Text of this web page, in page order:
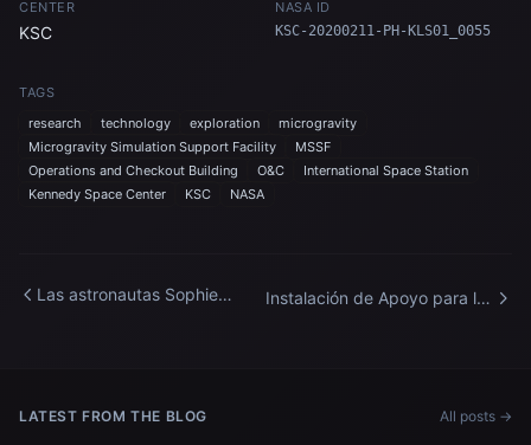
CENTER
KSC
NASA ID
KSC-20200211-PH-KLS01_0055
TAGS
research
technology exploration
microgravity
Microgravity Simulation Support Facility
MSSF
Operations and Checkout Building
O&C
International Space Station
Kennedy Space Center
KSC NASA
Las astronautas Sophie
Instalación de Apoyo para la
LATEST FROM THE BLOG All posts →